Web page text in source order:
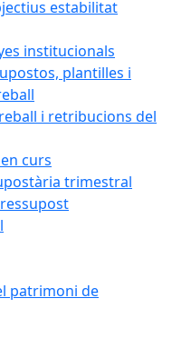
estabilitat
institucionals
plantilles i
i retribucions del
curs
trimestral
patrimoni de